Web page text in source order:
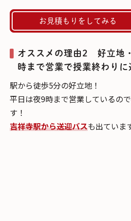
お見積もりをしてみる
オススメの理由2 好立地
時まで営業で授業終わりに
駅から徒歩5分の好立地！
平日は夜9時まで営業しているの
す！
吉祥寺駅から送迎バスも出ていま